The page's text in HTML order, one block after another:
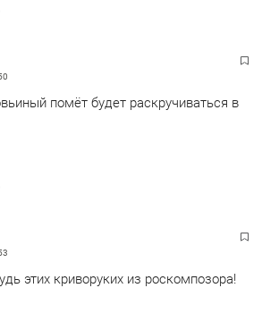
помёт будет раскручиваться в
этих криворуких из роскомпозора!